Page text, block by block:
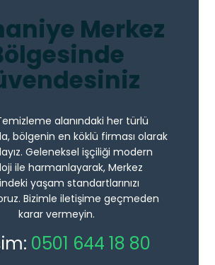
Merkez
alanındaki her türlü
bölgenin en köklü firması olarak
Geleneksel işçiliği modern
ile harmanlayarak, Merkez
yaşam standartlarınızı
Bizimle iletişime geçmeden
karar vermeyin.
0501 644 18 80